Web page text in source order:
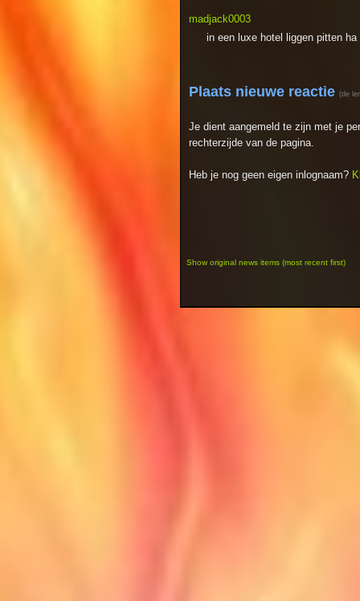
madjack0003
in een luxe hotel liggen pitten
Plaats nieuwe reactie (de
Je dient aangemeld te zijn met je
rechterzijde van de pagina.
Heb je nog geen eigen inlognaam?
Show original news items (most recent first)